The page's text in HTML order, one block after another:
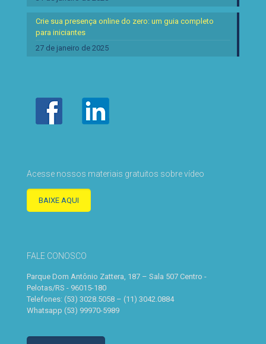
Crie sua presença online do zero: um guia completo
para iniciantes
27 de janeiro de 2025
Acesse nossos materiais gratuitos sobre vídeo
BAIXE AQUI
FALE CONOSCO
Parque Dom Antônio Zattera, 187 – Sala 507 Centro -
Pelotas/RS - 96015-180
Telefones: (53) 3028.5058 – (11) 3042.0884
Whatsapp (53) 99970-5989